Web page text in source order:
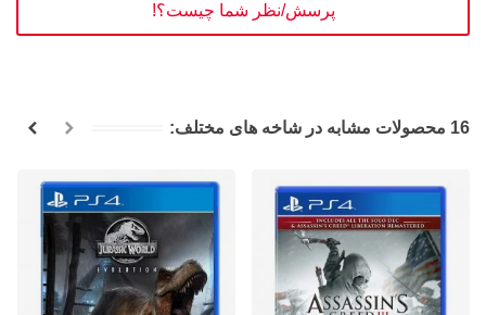
پرسش/نظر شما چیست؟!
16 محصولات مشابه در شاخه های مختلف: